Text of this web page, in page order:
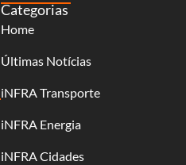
Categorias
Home
Últimas Notícias
iNFRA Transporte
iNFRA Energia
iNFRA Cidades